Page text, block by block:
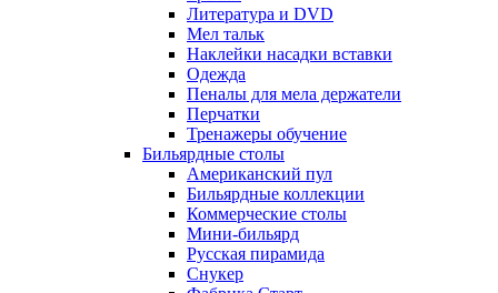
Литература и DVD
Мел тальк
Наклейки насадки вставки
Одежда
Пеналы для мела держатели
Перчатки
Тренажеры обучение
Бильярдные столы
Американский пул
Бильярдные коллекции
Коммерческие столы
Мини-бильярд
Русская пирамида
Снукер